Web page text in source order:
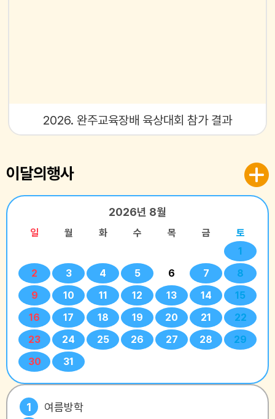
2026. 완주교육장배 육상대회 참가 결과
이달의행사
2026년 8월
일 월 화 수 목 금
토
1
2
3 4 5 6 7
8
9
10 11 12 13 14
15
16
17 18 19 20 21
22
23
24 25 26 27 28
29
30
31
1
여름방학